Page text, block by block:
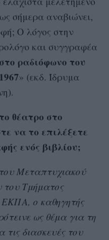
σήμερα αναβιώνει,
Ο λόγος στην
και συγγραφέα
ραδιόφωνο του
» (εκδ. Ίδρυμα
θέατρο στο
να το επιλέξετε
ενός βιβλίου;
Μεταπτυχιακού
Τμήματος
ο καθηγητής
ως θέμα για τη
τις διασκευές του